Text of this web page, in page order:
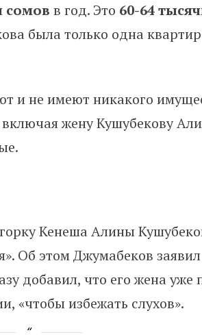
сомов в год. Это 60-64
была только одна
и не имеют никакого
жену Кушубекову
Кенеша Алины
Об этом Джумабеков
добавил, что его жена уже
«чтобы избежать слухов».